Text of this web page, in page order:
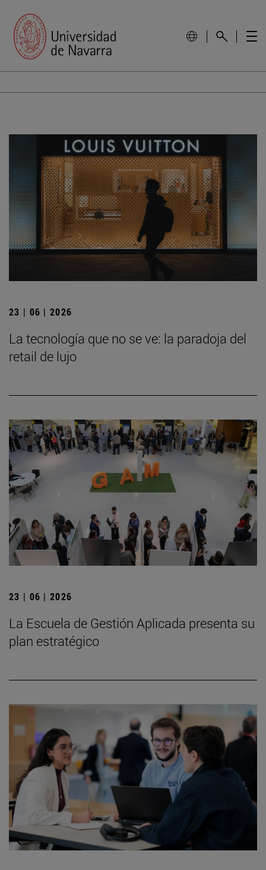
23 | 06 | 2026
La tecnología que no se ve: la paradoja del
retail de lujo
23 | 06 | 2026
La Escuela de Gestión Aplicada presenta su
plan estratégico